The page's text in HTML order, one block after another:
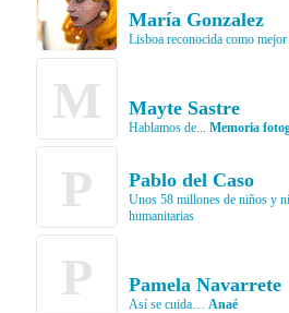
María Gonzalez
Lisboa reconocida como
M Mayte Sastre
Hablamos de... Memoria
P Pablo del Caso
Unos 58 millones de niños y
humanitarias
P Pamela Navarrete
Así se cuida… Anaé